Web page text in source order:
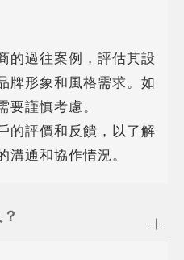
的過往案例，評估其設
牌形象和風格需求。如
要謹慎考慮。
的評價和反饋，以了解
溝通和協作情況。